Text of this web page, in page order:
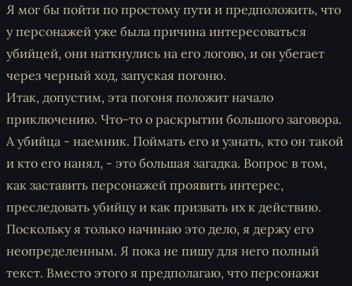
Я мог бы пойти по простому пути и предположить, что
у персонажей уже была причина интересоваться
убийцей, они наткнулись на его логово, и он убегает
через черный ход, запуская погоню.
Итак, допустим, эта погоня положит начало
приключению. Что-то о раскрытии большого заговора.
А убийца - наемник. Поймать его и узнать, кто он такой
и кто его нанял, - это большая загадка. Вопрос в том,
как заставить персонажей проявить интерес,
преследовать убийцу и как призвать их к действию.
Поскольку я только начинаю это дело, я держу его
неопределенным. Я пока не пишу для него полный
текст. Вместо этого я предполагаю, что персонажи